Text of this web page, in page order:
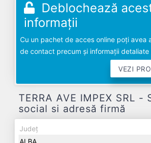
Deblochează
informații
Cu un pachet de acces online poți avea
de contact precum și informații detaliate
VEZI
TERRA AVE IMPEX SRL -
social si adresă firmă
Județ
ALBA